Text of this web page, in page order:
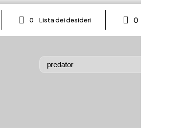
0 Lista dei desideri 0